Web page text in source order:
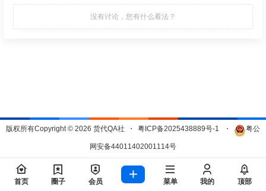
没有讨论，您有什么看法？
版权所有Copyright © 2026 货代QA社 ・ 粤ICP备2025438889号-1 ・ 粤公
网安备44011402001114号
查询 209 次，耗时 0.4834 秒
首页 圈子 会员 菜单 我的 顶部